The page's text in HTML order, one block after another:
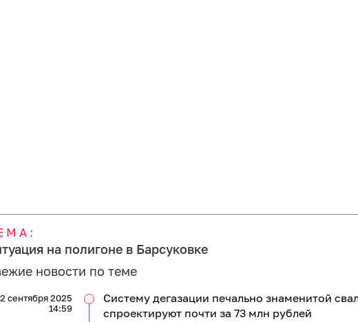
на полигоне в Барсуковке
новости по теме
Систему дегазации печально знаменитой
спроектируют почти за 73 млн рублей
сентября 2025
14:59